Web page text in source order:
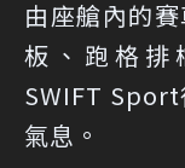
由座艙內的
板、跑格排
SWIFT
氣息。